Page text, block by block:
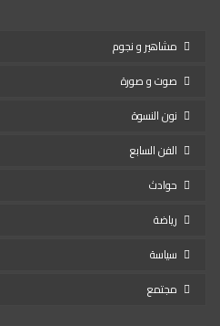
مشاهير و نجوم
صوت و صورة
نون النسوة
الفن السابع
حوادث
رياضة
سياسة
مجتمع